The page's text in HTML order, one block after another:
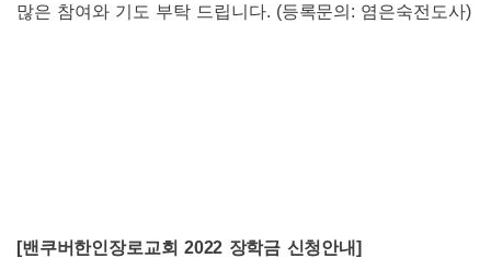
많은 참여와 기도 부탁 드립니다. (등록문의 : 염은숙전도사)
[밴쿠버한인장로교회 2022 장학금 신청안내]